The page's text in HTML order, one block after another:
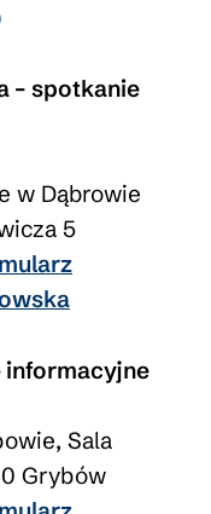
– spotkanie
w Dąbrowie
5
informacyjne
Sala
Grybów